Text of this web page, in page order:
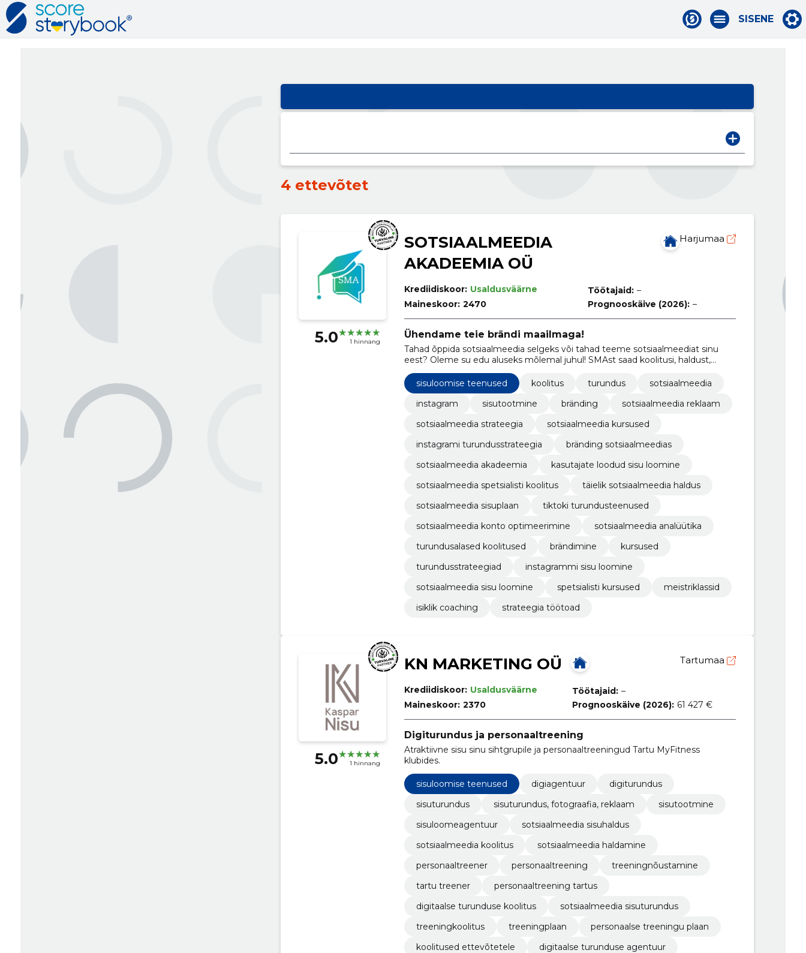
SISENE
4 ettevõtet
5.0 1 hinnang
SOTSIAALMEEDIA
AKADEEMIA OÜ
Harjumaa
Krediidiskoor: Usaldusväärne
Maineskoor: 2470
Töötajaid: –
Prognooskäive (2026): –
Ühendame teie brändi maailmaga!
Tahad õppida sotsiaalmeedia selgeks või tahad teeme sotsiaalmeediat sinu
eest? Oleme su edu aluseks mõlemal juhul! SMAst saad koolitusi, haldust,
mentorlust.
sisuloomise teenused
koolitus turundus
sotsiaalmeedia
instagram
sisutootmine bränding
sotsiaalmeedia reklaam
sotsiaalmeedia strateegia
sotsiaalmeedia kursused
instagrami turundusstrateegia
bränding sotsiaalmeedias
sotsiaalmeedia akadeemia
kasutajate loodud sisu loomine
sotsiaalmeedia spetsialisti koolitus
täielik sotsiaalmeedia haldus
sotsiaalmeedia sisuplaan
tiktoki turundusteenused
sotsiaalmeedia konto optimeerimine
sotsiaalmeedia analüütika
turundusalased koolitused
brändimine
kursused
turundusstrateegiad
instagrammi sisu loomine
sotsiaalmeedia sisu loomine
spetsialisti kursused
meistriklassid
isiklik coaching
strateegia töötoad
5.0 1 hinnang
KN MARKETING OÜ Tartumaa
Krediidiskoor: Usaldusväärne
Maineskoor: 2370
Töötajaid: –
Prognooskäive (2026): 61 427 €
Digiturundus ja personaaltreening
Atraktiivne sisu sinu sihtgrupile ja personaaltreeningud Tartu MyFitness
klubides.
sisuloomise teenused digiagentuur
digiturundus
sisuturundus
sisuturundus, fotograafia, reklaam
sisutootmine
sisuloomeagentuur
sotsiaalmeedia sisuhaldus
sotsiaalmeedia koolitus
sotsiaalmeedia haldamine
personaaltreener
personaaltreening
treeningnõustamine
tartu treener
personaaltreening tartus
digitaalse turunduse koolitus
sotsiaalmeedia sisuturundus
treeningkoolitus
treeningplaan
personaalse treeningu plaan
koolitused ettevõtetele
digitaalse turunduse agentuur